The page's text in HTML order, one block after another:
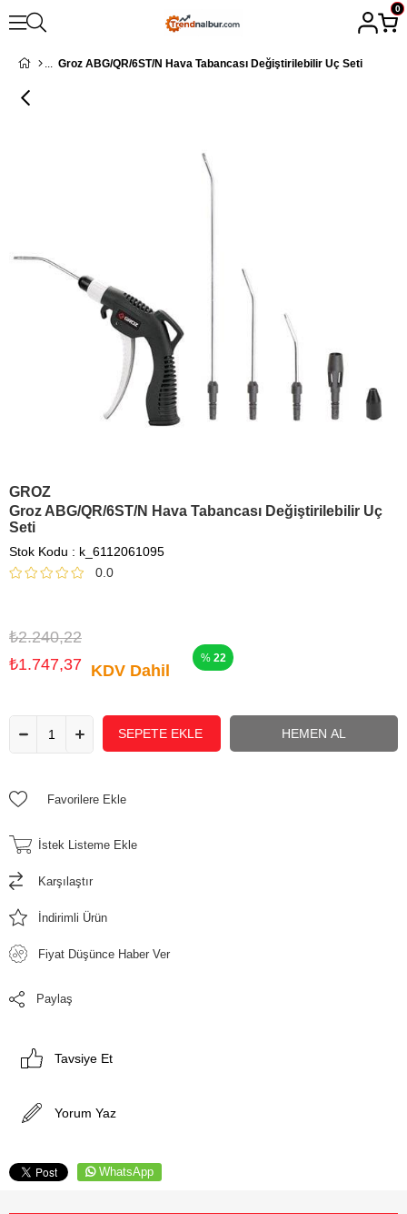
0
Groz ABG/QR/6ST/N Hava Tabancası Değiştirilebilir Uç Seti
GROZ
Groz ABG/QR/6ST/N Hava Tabancası Değiştirilebilir Uç
Seti
Stok Kodu
k_6112061095
0.0
₺2.240,22
KDV Dahil
₺1.747,37 22
Favorilere Ekle
İstek Listeme Ekle
Karşılaştır
İndirimli Ürün
Fiyat Düşünce Haber Ver
Paylaş
Tavsiye Et
Yorum Yaz
WhatsApp